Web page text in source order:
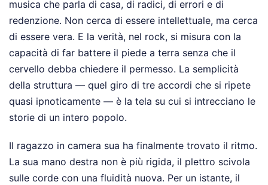
musica che parla di casa, di radici, di errori e di
redenzione. Non cerca di essere intellettuale, ma cerca
di essere vera. E la verità, nel rock, si misura con la
capacità di far battere il piede a terra senza che il
cervello debba chiedere il permesso. La semplicità
della struttura — quel giro di tre accordi che si ripete
quasi ipnoticamente — è la tela su cui si intrecciano le
storie di un intero popolo.
Il ragazzo in camera sua ha finalmente trovato il ritmo.
La sua mano destra non è più rigida, il plettro scivola
sulle corde con una fluidità nuova. Per un istante, il